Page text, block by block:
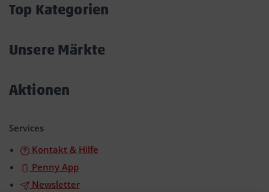
Top Kategorien
Unsere Märkte
Aktionen
Services
Kontakt & Hilfe
Penny App
Newsletter